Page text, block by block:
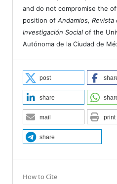
and do not compromise the
position ofAndamios, Revista
Investigación Socialof the
Autónoma de la Ciudad de
post
share
mail print
share
How to Cite